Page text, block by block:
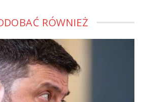
RÓWNIEŻ